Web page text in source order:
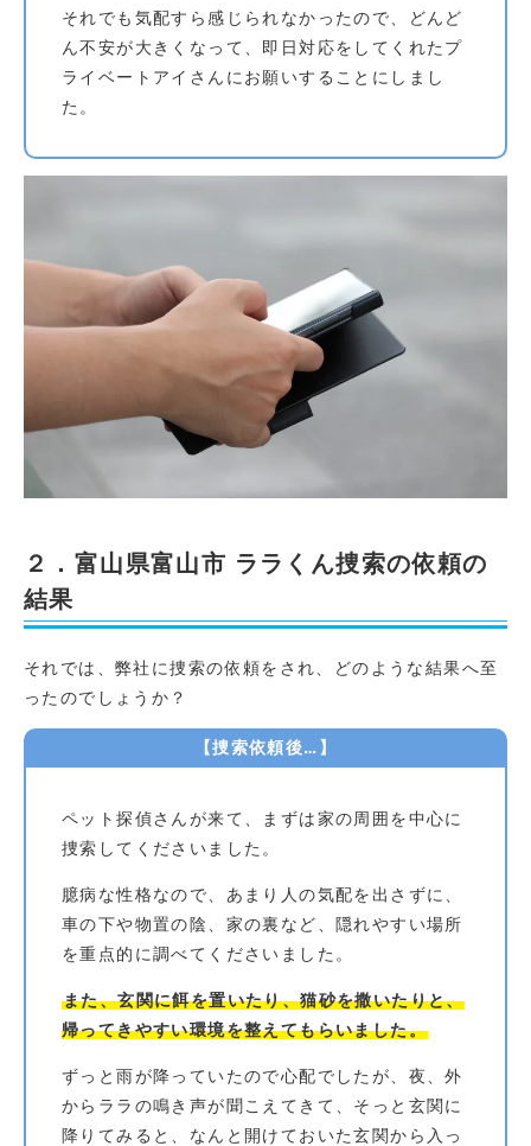
それでも気配すら感じられなかったので、どんど
ん不安が大きくなって、即日対応をしてくれたプ
ライベートアイさんにお願いすることにしまし
た。
２．富山県富山市 ララくん捜索の依頼の
結果
それでは、弊社に捜索の依頼をされ、どのような結果へ至
ったのでしょうか？
【捜索依頼後…】
ペット探偵さんが来て、まずは家の周囲を中心に
捜索してくださいました。
臆病な性格なので、あまり人の気配を出さずに、
車の下や物置の陰、家の裏など、隠れやすい場所
を重点的に調べてくださいました。
また、玄関に餌を置いたり、猫砂を撒いたりと、
帰ってきやすい環境を整えてもらいました。
ずっと雨が降っていたので心配でしたが、夜、外
からララの鳴き声が聞こえてきて、そっと玄関に
降りてみると、なんと開けておいた玄関から入っ